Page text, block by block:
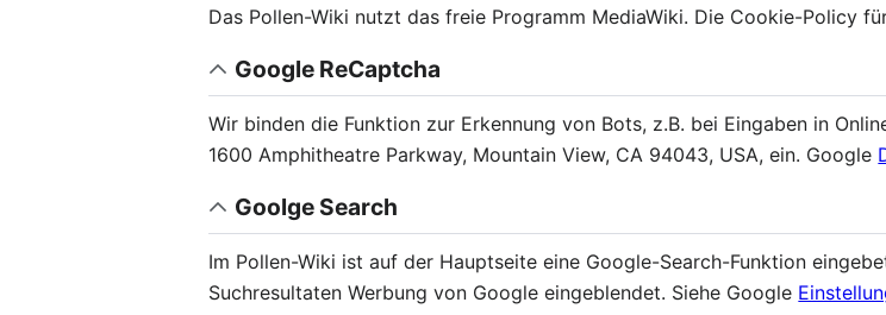
Das Pollen-Wiki nutzt das freie Programm MediaWiki. Die Cookie-Policy
Google ReCaptcha
Wir binden die Funktion zur Erkennung von Bots, z.B. bei Eingaben in
1600 Amphitheatre Parkway, Mountain View, CA 94043, USA, ein. Google
Goolge Search
Im Pollen-Wiki ist auf der Hauptseite eine Google-Search-Funktion
Suchresultaten Werbung von Google eingeblendet. Siehe Google